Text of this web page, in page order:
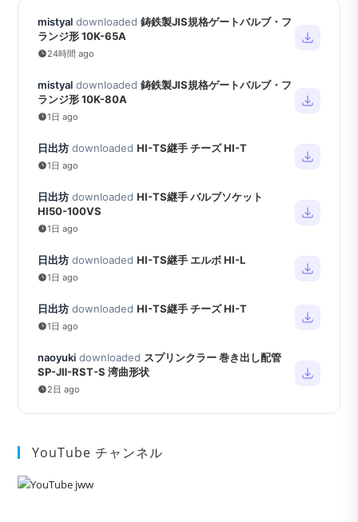
mistyal downloaded 鋳鉄製JIS規格ゲートバルブ・フ
ランジ形 10K-65A
24時間 ago
mistyal downloaded 鋳鉄製JIS規格ゲートバルブ・フ
ランジ形 10K-80A
1日 ago
日出坊 downloaded HI-TS継手 チーズ HI-T
1日 ago
日出坊 downloaded HI-TS継手 バルブソケット
HI50-100VS
1日 ago
日出坊 downloaded HI-TS継手 エルボ HI-L
1日 ago
日出坊 downloaded HI-TS継手 チーズ HI-T
1日 ago
naoyuki downloaded スプリンクラー 巻き出し配管
SP-JⅡ-RST-S 湾曲形状
2日 ago
YouTube チャンネル